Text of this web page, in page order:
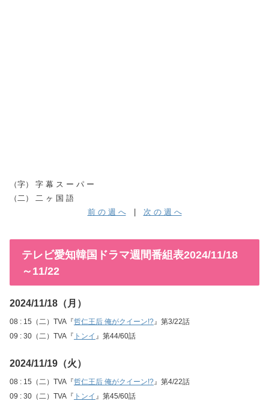
（字） 字 幕 ス ー パ ー
（二） 二 ヶ 国 語
前 の 週 へ| 次 の 週 へ
テレビ愛知韓国ドラマ週間番組表2024/11/18
～11/22
2024/11/18（月）
08 : 15（二）TVA『哲仁王后 俺がクイーン!?』第3/22話
09 : 30（二）TVA『 トンイ 』第44/60話
2024/11/19（火）
08 : 15（二）TVA『哲仁王后 俺がクイーン!?』第4/22話
09 : 30（二）TVA『 トンイ 』第45/60話